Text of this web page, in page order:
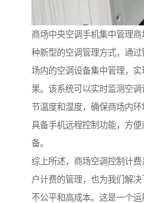
商场中央空调手机集中管理
种新型的空调管理方式，通
场内的空调设备集中管理，
果。该系统可以实时监测空
节温度和湿度，确保商场内
具备手机远程控制功能，方
备。
综上所述，商场空调控制计
户计费的管理，也为我们解决
不公平和高成本。这是一个